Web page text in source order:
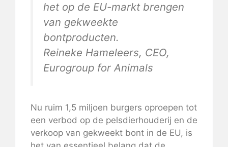
het op de EU-markt brengen
van gekweekte
bontproducten.
Reineke Hameleers, CEO,
Eurogroup for Animals
Nu ruim 1,5 miljoen burgers oproepen tot
een verbod op de pelsdierhouderij en de
verkoop van gekweekt bont in de EU, is